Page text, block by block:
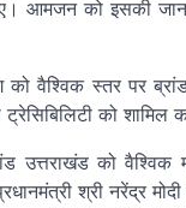
आमजन को इसकी
वैश्विक स्तर पर
को शामिल
को वैश्विक
श्री नरेंद्र